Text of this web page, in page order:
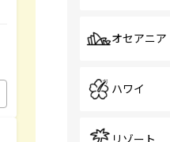
オセアニア
ハワイ